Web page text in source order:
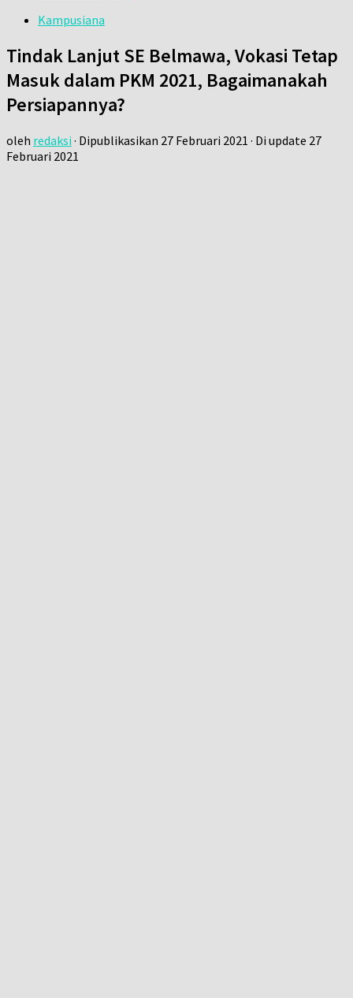
Kampusiana
Tindak Lanjut SE Belmawa, Vokasi Tetap
Masuk dalam PKM 2021, Bagaimanakah
Persiapannya?
oleh redaksi · Dipublikasikan 27 Februari 2021 · Di update 27
Februari 2021